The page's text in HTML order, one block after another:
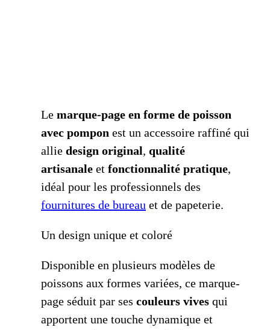
Le marque-page en forme de poisson
avec pompon est un accessoire raffiné qui
allie design original, qualité
artisanale et fonctionnalité pratique,
idéal pour les professionnels des
fournitures de bureau et de papeterie.
Un design unique et coloré
Disponible en plusieurs modèles de
poissons aux formes variées, ce marque-
page séduit par ses couleurs vives qui
apportent une touche dynamique et